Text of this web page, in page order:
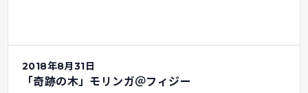
2018年8月31日
「奇跡の木」モリンガ＠フィジー